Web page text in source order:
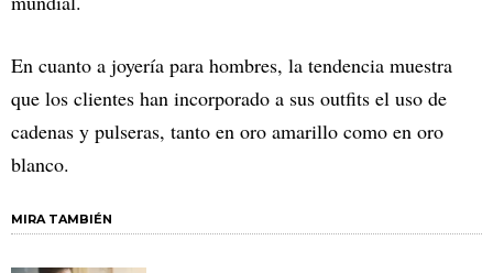
En cuanto a joyería para hombres, la tendencia muestra
que los clientes han incorporado a sus outfits el uso de
cadenas y pulseras, tanto en oro amarillo como en oro
blanco.
MIRA TAMBIÉN